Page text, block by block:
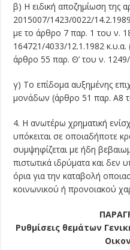
β) Η ειδική αποζημίωση της
2015007/1423/0022/
με το άρθρο 7 παρ. 1 του ν.
164721/4033/12.1.1982
άρθρο 55 παρ. Θ’ του ν. 1249/
γ) Το επίδομα αυξημένης
μονάδων (άρθρο 51 παρ. Α8
4. Η ανωτέρω χρηματική
υπόκειται σε οποιαδήποτε
συμψηφίζεται με ήδη
πιστωτικά ιδρύματα και δεν
όρια για την καταβολή
κοινωνικού ή προνοιακού
Ρυθμίσεις θεμάτων